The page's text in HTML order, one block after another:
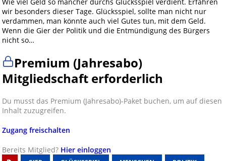
Wie viel Geld so mancher durchs Glücksspiel verdient. Erfahren
wir besonders dieser Tage. Glücksspiel, sollte man nicht nur
verdammen, man könnte auch viel Gutes tun, mit dem Geld.
Wenn die Gier der Politik und die Entmündigung des Bürgers
nicht so…
Premium (Jahresabo)
Mitgliedschaft erforderlich
Du musst das Premium (Jahresabo)-Paket buchen, um auf diesen
Inhalt zuzugreifen.
Zugang freischalten
Bereits Mitglied? Hier einloggen